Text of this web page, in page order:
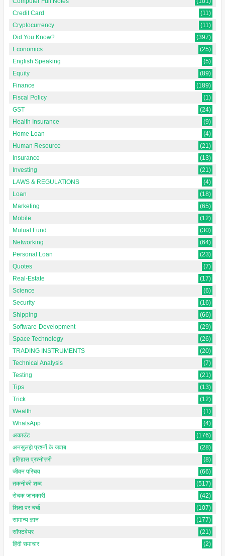
Credit Card
(11)
Cryptocurrency
(11)
Did You Know?
(397)
Economics
(25)
English Speaking
(5)
Equity
(89)
Finance
(189)
Fiscal Policy
(1)
GST
(24)
Health Insurance
(9)
Home Loan
(4)
Human Resource
(21)
Insurance
(13)
Investing
(21)
LAWS & REGULATIONS
(4)
Loan
(18)
Marketing
(65)
Mobile
(12)
Mutual Fund
(30)
Networking
(64)
Personal Loan
(23)
Quotes
(7)
Real-Estate
(17)
Science
(6)
Security
(16)
Shipping
(66)
Software-Development
(29)
Space Technology
(26)
TRADING INSTRUMENTS
(20)
Technical Analysis
(7)
Testing
(21)
Tips
(13)
Trick
(12)
Wealth
(1)
WhatsApp
(4)
अकाउंट
(176)
अनसुलझे प्रश्नों के जवाब
(28)
इतिहास प्रश्नोत्तरी
(8)
जीवन परिचय
(66)
तकनीकी शब्द
(517)
रोचक जानकारी
(42)
शिक्षा पर चर्चा
(107)
सामान्य ज्ञान
(177)
सॉफ्टवेयर
(21)
हिंदी समाचार
(2)